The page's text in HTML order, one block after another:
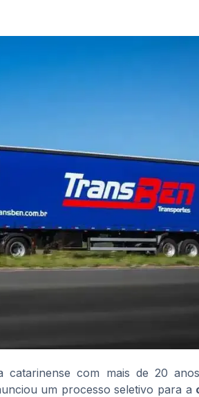
catarinense com mais de 20
um processo seletivo para a